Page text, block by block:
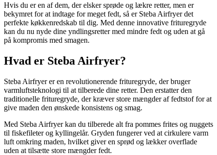
Hvis du er en af dem, der elsker sprøde og lækre retter, men er
bekymret for at indtage for meget fedt, så er Steba Airfryer det
perfekte køkkenredskab til dig. Med denne innovative frituregryde
kan du nu nyde dine yndlingsretter med mindre fedt og uden at gå
på kompromis med smagen.
Hvad er Steba Airfryer?
Steba Airfryer er en revolutionerende frituregryde, der bruger
varmluftsteknologi til at tilberede dine retter. Den erstatter den
traditionelle frituregryde, der kræver store mængder af fedtstof for at
give maden den ønskede konsistens og smag.
Med Steba Airfryer kan du tilberede alt fra pommes frites og nuggets
til fiskefileter og kyllingelår. Gryden fungerer ved at cirkulere varm
luft omkring maden, hvilket giver en sprød og lækker overflade
uden at tilsætte store mængder fedt.